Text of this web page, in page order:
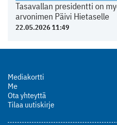
Tasavallan presidentti on
arvonimen Päivi Hietaselle
22.05.2026 11:49
Mediakortti
Me
Ota yhteyttä
Tilaa uutiskirje